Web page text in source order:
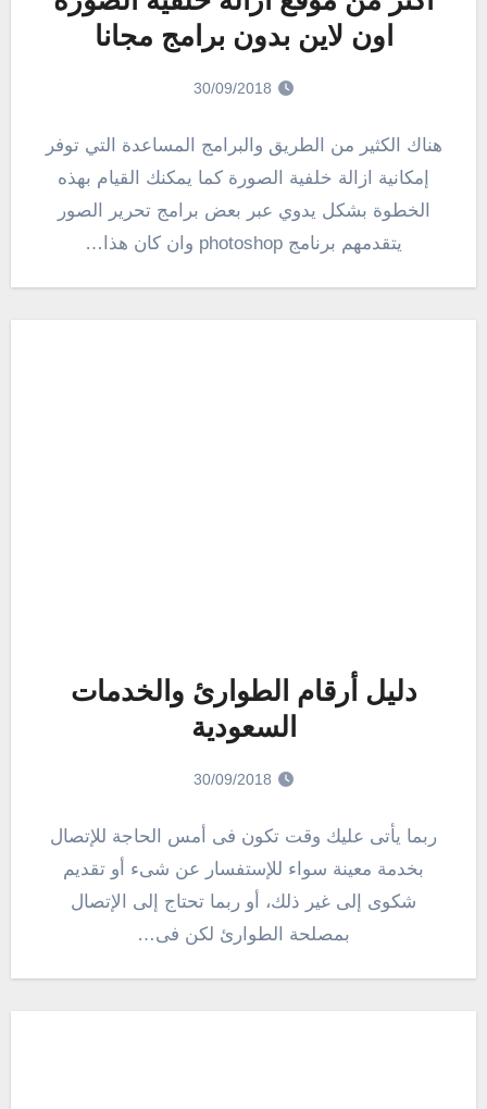
اون لاين بدون برامج مجانا
30/09/2018
هناك الكثير من الطريق والبرامج المساعدة التي توفر
إمكانية ازالة خلفية الصورة كما يمكنك القيام بهذه
الخطوة بشكل يدوي عبر بعض برامج تحرير الصور
يتقدمهم برنامج photoshop وان كان هذا…
دليل أرقام الطوارئ والخدمات
السعودية
30/09/2018
ربما يأتى عليك وقت تكون فى أمس الحاجة للإتصال
بخدمة معينة سواء للإستفسار عن شىء أو تقديم
شكوى إلى غير ذلك، أو ربما تحتاج إلى الإتصال
بمصلحة الطوارئ لكن فى…